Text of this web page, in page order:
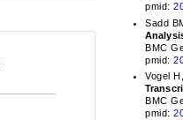
pmid:
Sadd
BMC
pmid:
Vogel
BMC
pmid: